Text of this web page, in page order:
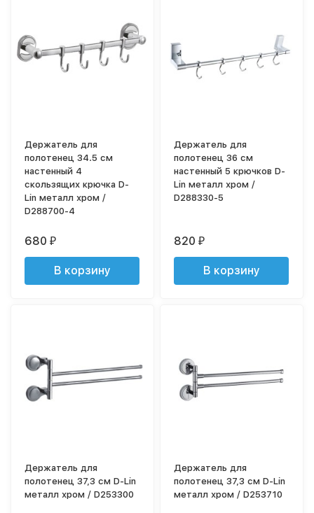
Держатель для
полотенец 34.5 см
настенный 4
скользящих крючка D-
Lin металл хром /
D288700-4
680₽
В корзину
Держатель для
полотенец 36 см
настенный 5 крючков D-
Lin металл хром /
D288330-5
820₽
В корзину
Держатель для
полотенец 37,3 см D-Lin
металл хром / D253300
Держатель для
полотенец 37,3 см D-Lin
металл хром / D253710